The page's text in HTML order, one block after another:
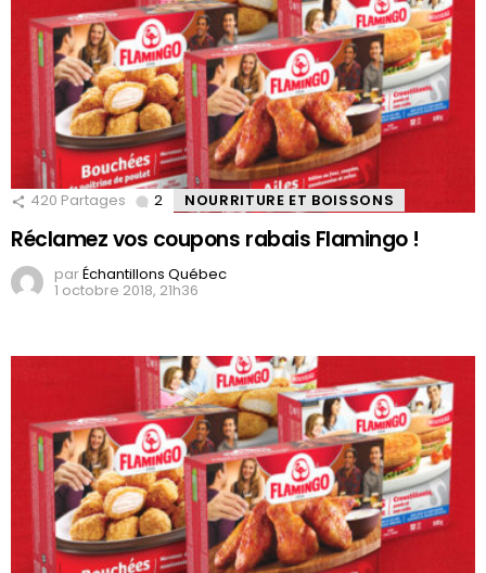
420 Partages 2 Comments
NOURRITURE ET BOISSONS
Réclamez vos coupons rabais Flamingo !
parÉchantillons Québec
1 octobre 2018, 21h36